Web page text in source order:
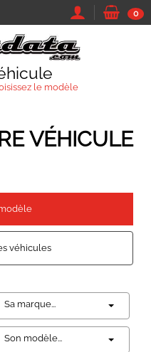
0
le modèle
VÉHICULE
véhicules
Sa marque...
Son modèle...